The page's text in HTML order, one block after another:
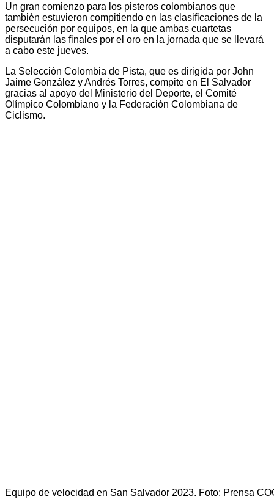
Un gran comienzo para los pisteros colombianos que
también estuvieron compitiendo en las clasificaciones de la
persecución por equipos, en la que ambas cuartetas
disputarán las finales por el oro en la jornada que se llevará
a cabo este jueves.
La Selección Colombia de Pista, que es dirigida por John
Jaime González y Andrés Torres, compite en El Salvador
gracias al apoyo del Ministerio del Deporte, el Comité
Olímpico Colombiano y la Federación Colombiana de
Ciclismo.
Equipo de velocidad en San Salvador 2023. Foto: Prensa